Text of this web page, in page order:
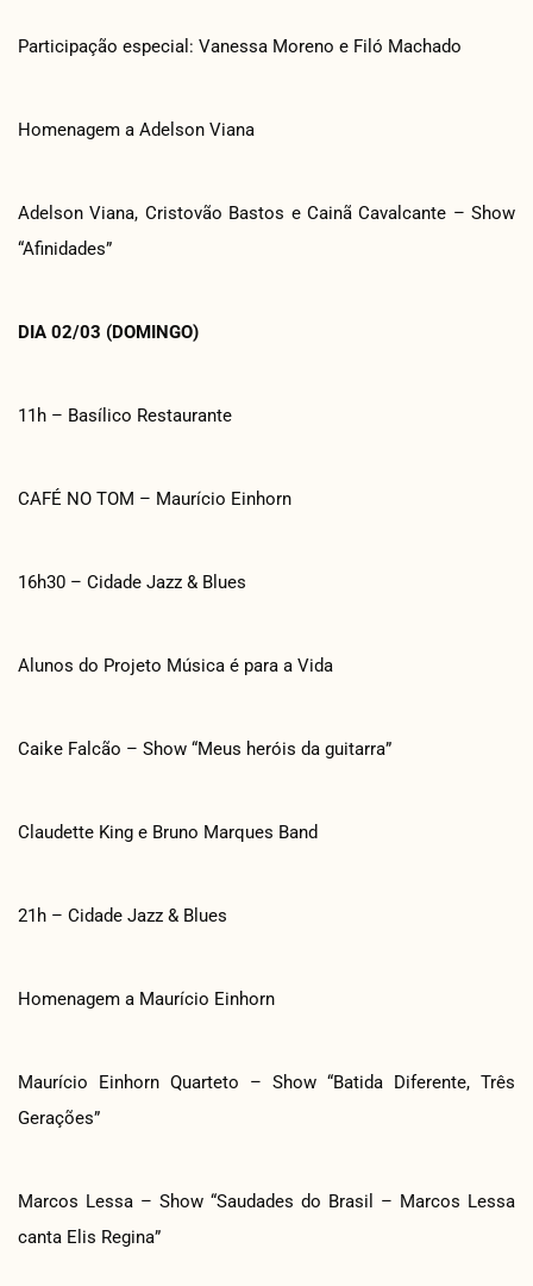
Participação especial: Vanessa Moreno e Filó Machado
Homenagem a Adelson Viana
Adelson Viana, Cristovão Bastos e Cainã Cavalcante – Show
“Afinidades”
DIA 02/03 (DOMINGO)
11h – Basílico Restaurante
CAFÉ NO TOM – Maurício Einhorn
16h30 – Cidade Jazz & Blues
Alunos do Projeto Música é para a Vida
Caike Falcão – Show “Meus heróis da guitarra”
Claudette King e Bruno Marques Band
21h – Cidade Jazz & Blues
Homenagem a Maurício Einhorn
Maurício Einhorn Quarteto – Show “Batida Diferente, Três
Gerações”
Marcos Lessa – Show “Saudades do Brasil – Marcos Lessa
canta Elis Regina”